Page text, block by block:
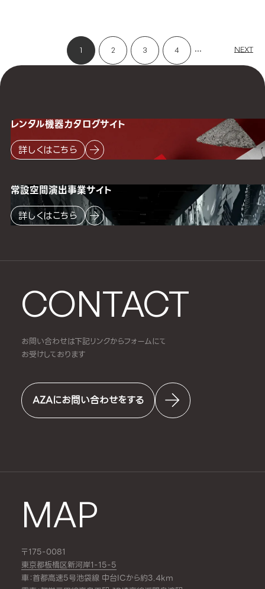
1 2 3 4 ... NEXT
CONTACT
お問い合わせは下記リンクからフォームにて
お受けしております
AZAにお問い合わせをする
MAP
〒175-0081
東京都板橋区新河岸1-15-5
車：首都高速5号池袋線 中台ICから約3.4km
レンタル機器カタログサイト
詳しくはこちら
常設空間演出事業サイト
詳しくはこちら